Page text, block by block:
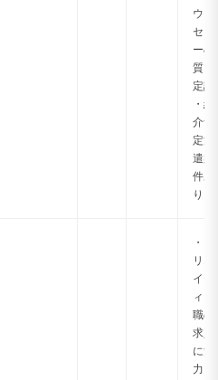
ウン
セラ
ーの
質に
定評
・紹
介予
定派
遣案
件あ
り
・ク
リエ
イテ
ィブ
職の
求人
に注
力